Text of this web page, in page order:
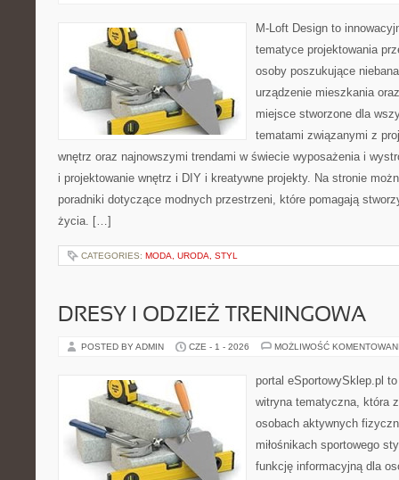
M-Loft Design to
tematyce projektowania
osoby poszukujące
urządzenie mieszkania
miejsce stworzone dla
tematami związanymi z
wnętrz oraz najnowszymi trendami w świecie wyposażenia i
i projektowanie wnętrz i DIY i kreatywne projekty. Na stronie
poradniki dotyczące modnych przestrzeni, które pomagają
życia. […]
CATEGORIES: MODA, URODA, STYL
DRESY I ODZIEŻ TRENINGOWA
POSTED BY ADMIN CZE - 1 - 2026 MOŻLIWOŚĆ
portal eSportowySklep.pl
witryna tematyczna, która
osobach aktywnych
miłośnikach sportowego
funkcję informacyjną dla